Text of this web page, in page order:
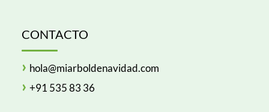
CONTACTO
› hola@miarboldenavidad.com
› +91 535 83 36